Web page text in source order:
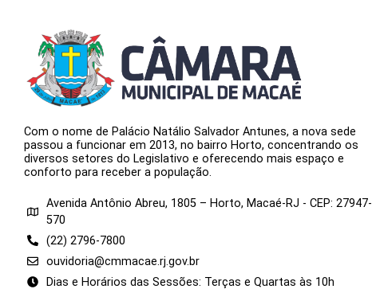
Com o nome de Palácio Natálio Salvador Antunes, a nova sede
passou a funcionar em 2013, no bairro Horto, concentrando os
diversos setores do Legislativo e oferecendo mais espaço e
conforto para receber a população.
Avenida Antônio Abreu, 1805 – Horto, Macaé-RJ - CEP: 27947-
570
(22) 2796-7800
ouvidoria@cmmacae.rj.gov.br
Dias e Horários das Sessões: Terças e Quartas às 10h